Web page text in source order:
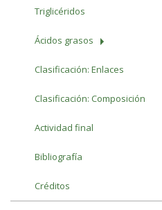
Triglicéridos
Ácidos grasos
Clasificación: Enlaces
Clasificación: Composición
Actividad final
Bibliografía
Créditos